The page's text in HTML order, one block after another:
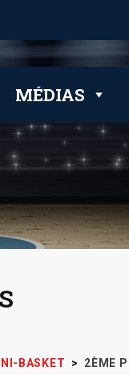
MÉDIAS
BASKET > 2ÈME